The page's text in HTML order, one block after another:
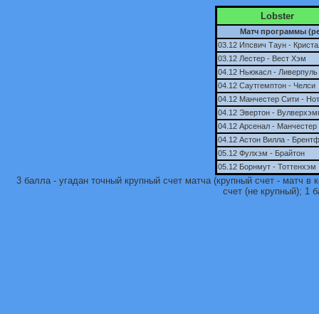
Lobster
Матч программы
03.12 Ипсвич Таун -
03.12 Лестер - Вест Хэм
04.12 Ньюкасл - Ливерпуль
04.12 Саутгемптон - Челси
04.12 Манчестер Сити -
04.12 Эвертон -
04.12 Арсенал -
04.12 Астон Вилла -
05.12 Фулхэм - Брайтон
05.12 Борнмут - Тоттенхэм
3 балла - угадан точный крупный счет матча (крупный счет - матч
счет (не крупный); 1